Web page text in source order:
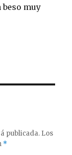
beso muy
publicada. Los
*